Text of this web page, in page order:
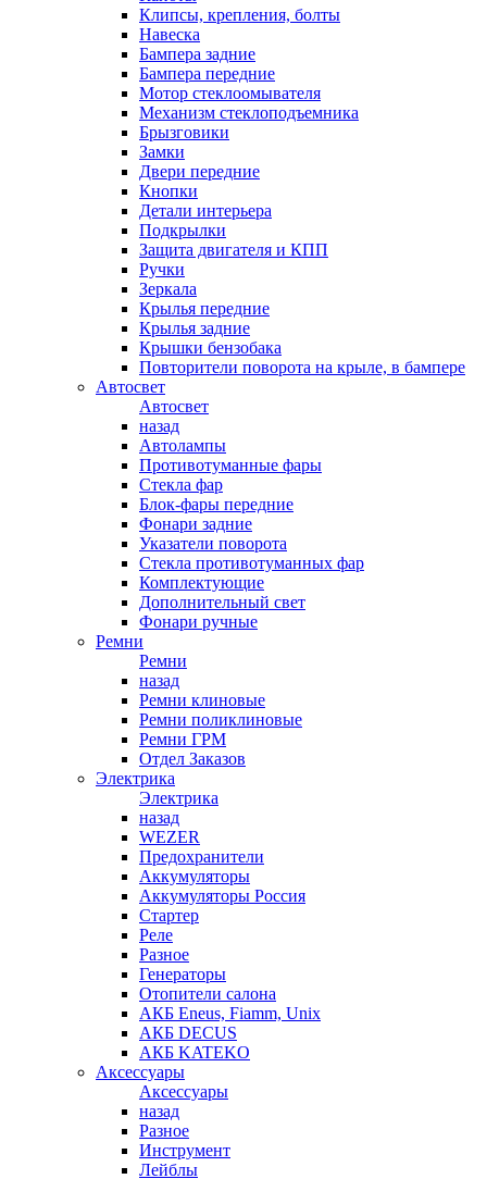
Клипсы, крепления, болты
Навеска
Бампера задние
Бампера передние
Мотор стеклоомывателя
Механизм стеклоподъемника
Брызговики
Замки
Двери передние
Кнопки
Детали интерьера
Подкрылки
Защита двигателя и КПП
Ручки
Зеркала
Крылья передние
Крылья задние
Крышки бензобака
Повторители поворота на крыле, в бампере
Автосвет
Автосвет
назад
Автолампы
Противотуманные фары
Стекла фар
Блок-фары передние
Фонари задние
Указатели поворота
Стекла противотуманных фар
Комплектующие
Дополнительный свет
Фонари ручные
Ремни
Ремни
назад
Ремни клиновые
Ремни поликлиновые
Ремни ГРМ
Отдел Заказов
Электрика
Электрика
назад
WEZER
Предохранители
Аккумуляторы
Аккумуляторы Россия
Стартер
Реле
Разное
Генераторы
Отопители салона
АКБ Eneus, Fiamm, Unix
АКБ DECUS
АКБ KATEKO
Аксессуары
Аксессуары
назад
Разное
Инструмент
Лейблы